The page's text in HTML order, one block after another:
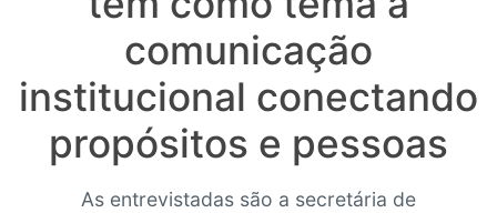
comunicação
institucional conectando
propósitos e pessoas
As entrevistadas são a secretária de